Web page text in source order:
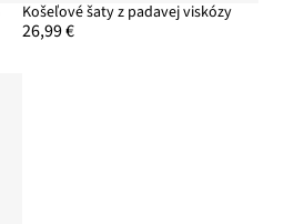
Košeľové šaty z padavej viskózy
26,99 €